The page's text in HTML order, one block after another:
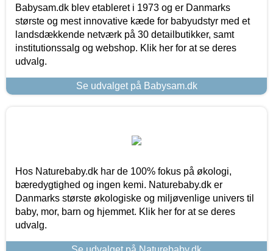
Babysam.dk blev etableret i 1973 og er Danmarks
største og mest innovative kæde for babyudstyr med et
landsdækkende netværk på 30 detailbutikker, samt
institutionssalg og webshop. Klik her for at se deres
udvalg.
Se udvalget på Babysam.dk
Hos Naturebaby.dk har de 100% fokus på økologi,
bæredygtighed og ingen kemi. Naturebaby.dk er
Danmarks største økologiske og miljøvenlige univers til
baby, mor, barn og hjemmet. Klik her for at se deres
udvalg.